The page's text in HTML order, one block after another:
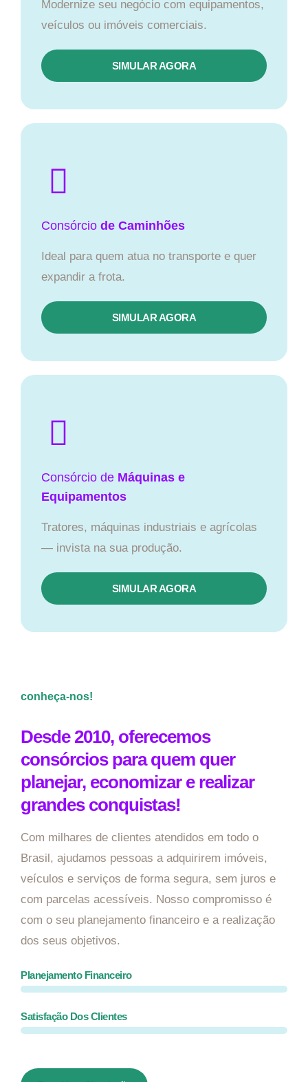
Modernize seu negócio com equipamentos,
veículos ou imóveis comerciais.
SIMULAR AGORA
Consórcio de Caminhões
Ideal para quem atua no transporte e quer
expandir a frota.
SIMULAR AGORA
Consórcio de Máquinas e
Equipamentos
Tratores, máquinas industriais e agrícolas
— invista na sua produção.
SIMULAR AGORA
conheça-nos!
Desde 2010, oferecemos
consórcios para quem quer
planejar, economizar e realizar
grandes conquistas!
Com milhares de clientes atendidos em todo o
Brasil, ajudamos pessoas a adquirirem imóveis,
veículos e serviços de forma segura, sem juros e
com parcelas acessíveis. Nosso compromisso é
com o seu planejamento financeiro e a realização
dos seus objetivos.
Planejamento Financeiro
Satisfação Dos Clientes